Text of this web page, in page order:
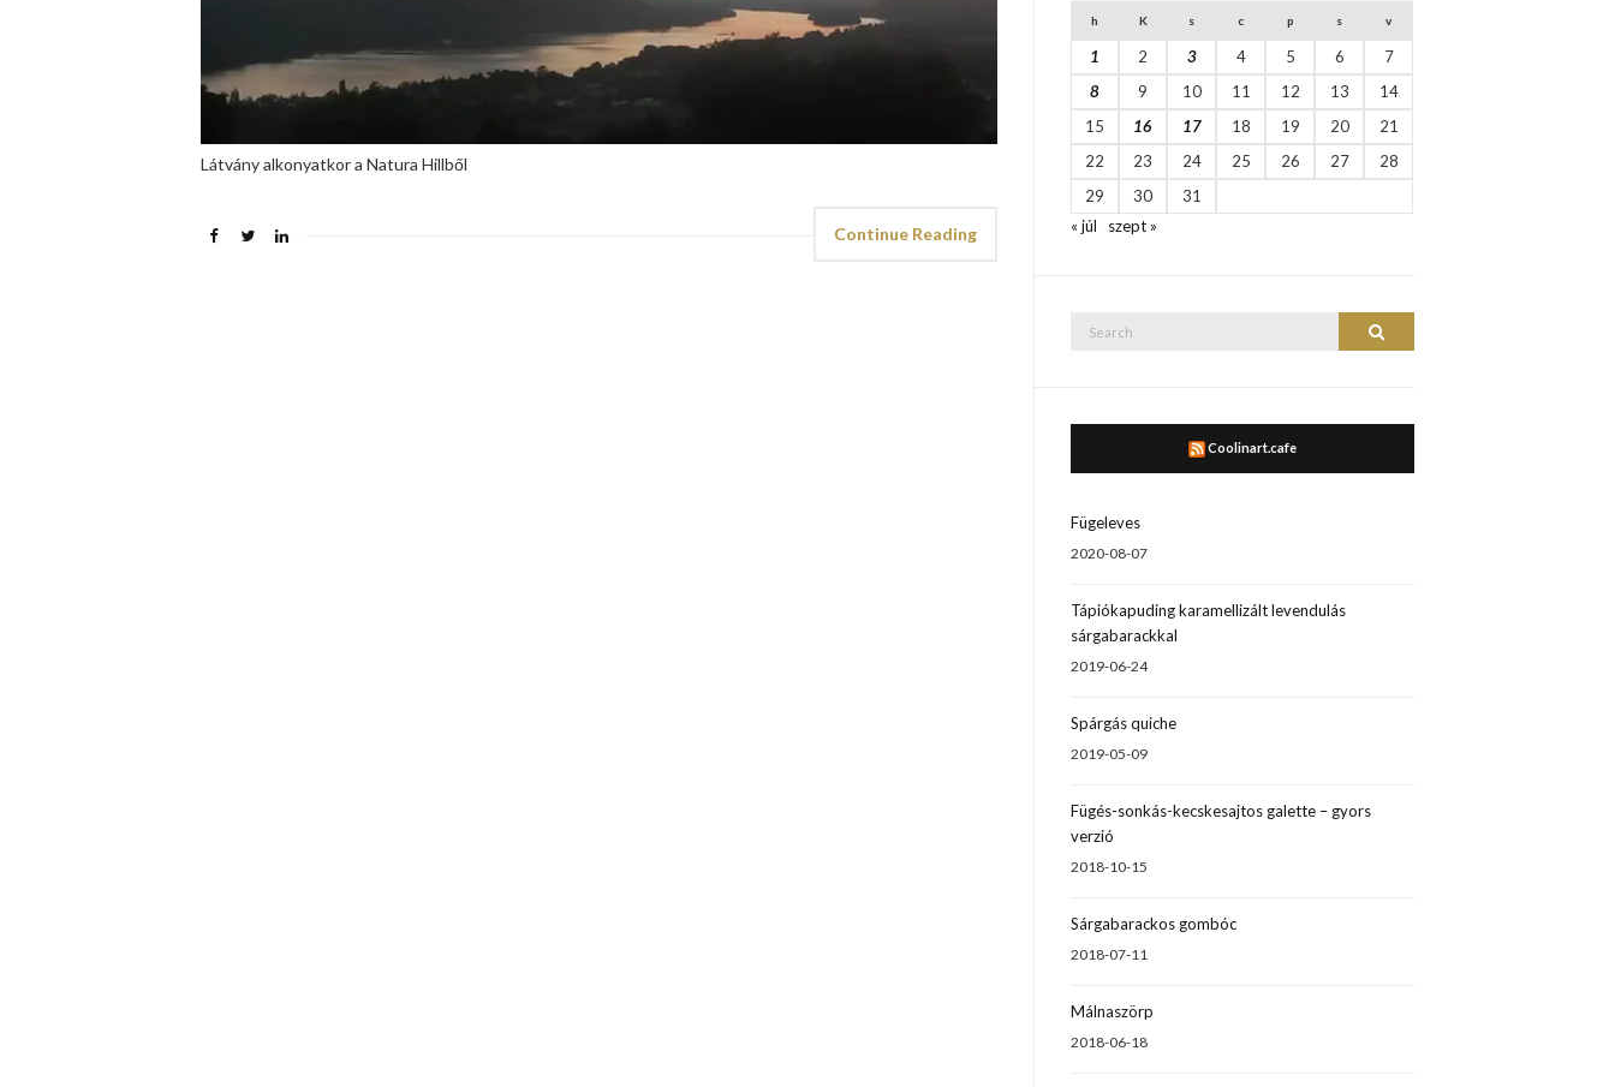
Látvány alkonyatkor a Natura Hillből
Continue Reading
h K s c p s v
1 2 3 4 5 6
7
8
9 10 11 12 13
14
15
16 17 18 19 20
21
22
23 24 25 26 27
28
29
30
31
« júl
szept »
Search
Coolinart.cafe
Fügeleves
2020-08-07
Tápiókapuding karamellizált levendulás
sárgabarackkal
2019-06-24
Spárgás quiche
2019-05-09
Fügés-sonkás-kecskesajtos galette – gyors
verzió
2018-10-15
Sárgabarackos gombóc
2018-07-11
Málnaszörp
2018-06-18